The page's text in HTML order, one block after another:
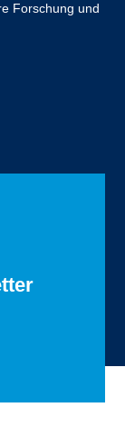
Forschung und